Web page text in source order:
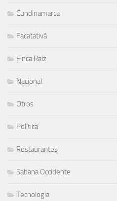
Cundinamarca
Facatativá
Finca Raiz
Nacional
Otros
Política
Restaurantes
Sabana Occidente
Tecnologia